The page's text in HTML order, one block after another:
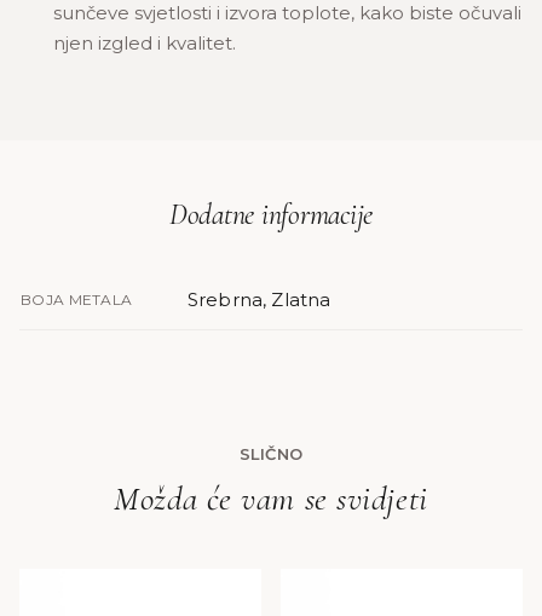
sunčeve svjetlosti i izvora toplote, kako biste očuvali
njen izgled i kvalitet.
Dodatne informacije
BOJA METALA Srebrna, Zlatna
SLIČNO
Možda će vam se svidjeti